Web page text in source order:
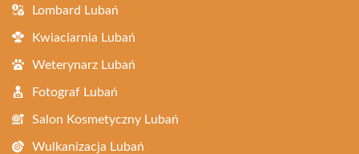
Lombard Lubań
Kwiaciarnia Lubań
Weterynarz Lubań
Fotograf Lubań
Salon Kosmetyczny Lubań
Wulkanizacja Lubań